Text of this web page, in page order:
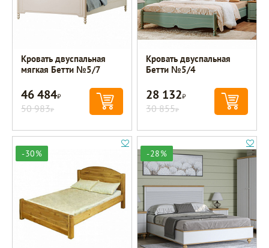
Кровать двуспальная
мягкая Бетти №5/7
46 484Р
50 983Р
Кровать двуспальная
Бетти №5/4
28 132Р
30 855Р
-30% -28%